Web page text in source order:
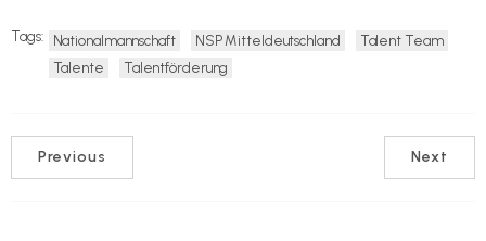
Tags: Nationalmannschaft NSP Mitteldeutschland
Talent Team
Talente
Talentförderung
Previous Next